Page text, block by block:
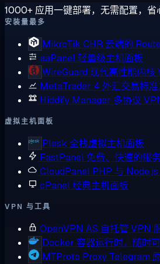
1000+ 应用一键部署，无需配置，省
安装量最多
MikroTik CHR 云端的
aaPanel轻量级主机面板
WireGuard 现代高性能内核
MetaTrader 4 外汇交易标
Hiddify Manager 多协议
虚拟主机面板
Plesk 全栈虚拟主机面板
FastPanel 免费、快速的服
CloudPanel PHP 与
cPanel经典主机面板
VPN 与工具
OpenVPN AS 自托管 VPN
Docker 容器运行时，随时
MTProto Proxy Telegram